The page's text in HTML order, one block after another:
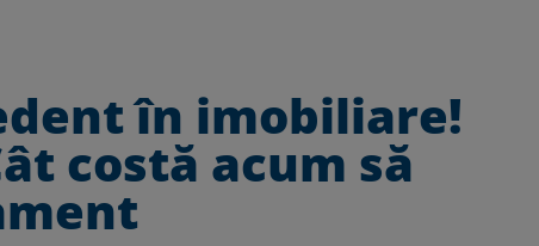
în imobiliare!
costă acum să